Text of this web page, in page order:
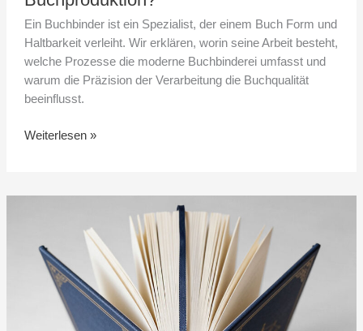
Ein Buchbinder ist ein Spezialist, der einem Buch Form und
Haltbarkeit verleiht. Wir erklären, worin seine Arbeit besteht,
welche Prozesse die moderne Buchbinderei umfasst und
warum die Präzision der Verarbeitung die Buchqualität
beeinflusst.
Weiterlesen »
wichtigsten
Buchbestandteile